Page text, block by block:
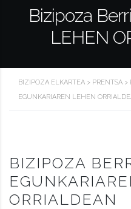
Bizipoza
LEHEN
BIZIPOZA ELKARTEA > PRENTSA >
EGUNKARIAREN LEHEN
BIZIPOZA
ORRIALDEAN